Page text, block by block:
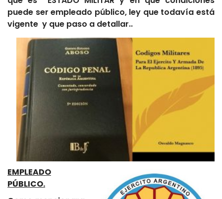
puede ser empleado público, ley que todavía está
vigente y que paso a detallar..
EMPLEADO
PÚBLICO.